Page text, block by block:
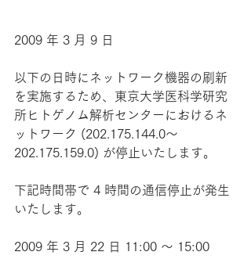
2009 年 3 月 9 日
以下の日時にネットワーク機器の刷新
を実施するため、東京大学医科学研究
所ヒトゲノム解析センターにおけるネ
ットワーク (202.175.144.0～
202.175.159.0) が停止いたします。
下記時間帯で 4 時間の通信停止が発生
いたします。
2009 年 3 月 22 日 11:00 ～ 15:00